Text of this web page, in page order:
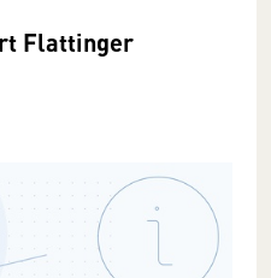
Flattinger